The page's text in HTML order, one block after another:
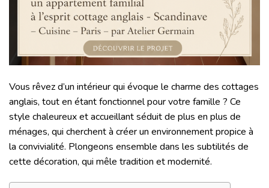
Vous rêvez d’un intérieur qui évoque le charme des cottages
anglais, tout en étant fonctionnel pour votre famille ? Ce
style chaleureux et accueillant séduit de plus en plus de
ménages, qui cherchent à créer un environnement propice à
la convivialité. Plongeons ensemble dans les subtilités de
cette décoration, qui mêle tradition et modernité.